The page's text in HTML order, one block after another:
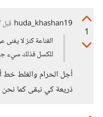
1
huda_khashan19 قبل 7 سنوات
القناعة كنز لا
للكسل فذلك سيء
أجل الحرام والغلط خط
ذريعة كي نبقى كما نحن